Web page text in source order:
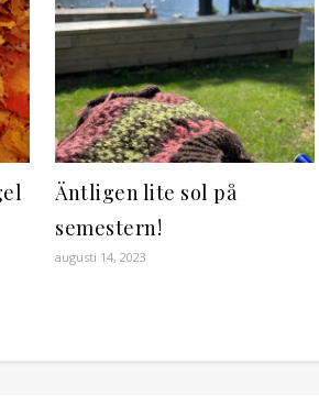
Äntligen lite sol på
semestern!
augusti 14, 2023